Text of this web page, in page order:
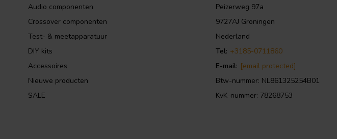
Audio componenten
Crossover componenten
Test- & meetapparatuur
DIY kits
Accessoires
Nieuwe producten
SALE
Peizerweg 97a
9727AJ Groningen
Nederland
Tel: +3185-0711860
E-mail: [email protected]
Btw-nummer: NL861325254B01
KvK-nummer: 78268753